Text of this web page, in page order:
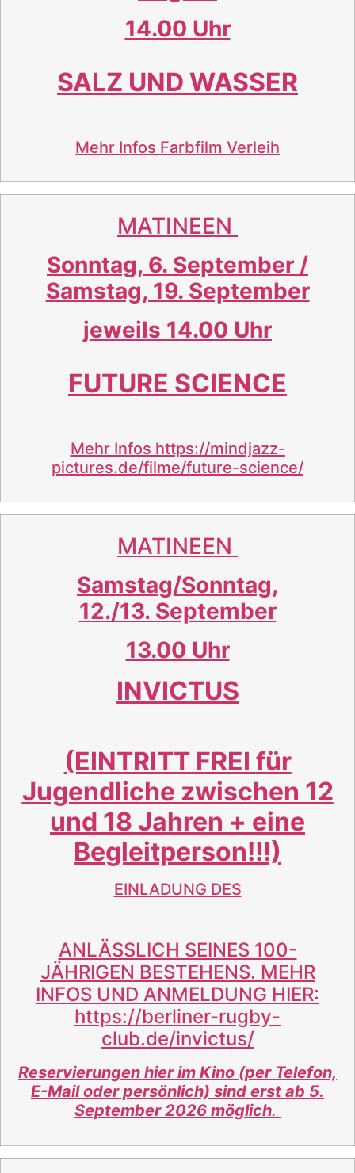
14.00 Uhr
SALZ UND WASSER
Mehr Infos Farbfilm Verleih
MATINEEN
Sonntag, 6. September /
Samstag, 19. September
jeweils 14.00 Uhr
FUTURE SCIENCE
Mehr Infos https://mindjazz-
pictures.de/filme/future-science/
MATINEEN
Samstag/Sonntag,
12./13. September
13.00 Uhr
INVICTUS
(EINTRITT FREI für
Jugendliche zwischen 12
und 18 Jahren + eine
Begleitperson!!!)
EINLADUNG DES
ANLÄSSLICH SEINES 100-
JÄHRIGEN BESTEHENS. MEHR
INFOS UND ANMELDUNG HIER:
https://berliner-rugby-
club.de/invictus/
Reservierungen hier im Kino (per Telefon,
E-Mail oder persönlich) sind erst ab 5.
September 2026 möglich.